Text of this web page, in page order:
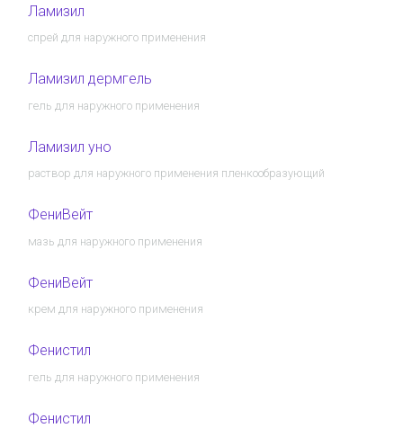
Ламизил
спрей для наружного применения
Ламизил дермгель
гель для наружного применения
Ламизил уно
раствор для наружного применения пленкообразующий
ФениВейт
мазь для наружного применения
ФениВейт
крем для наружного применения
Фенистил
гель для наружного применения
Фенистил